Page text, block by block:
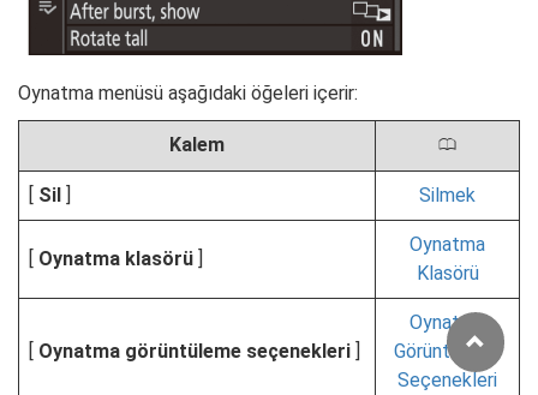
Oynatma menüsü aşağıdaki öğeleri içerir:
Kalem 0
[ Sil ] Silmek
[ Oynatma klasörü ]
Oynatma
Klasörü
[ Oynatma görüntüleme seçenekleri ]
Oynatma
Görüntüleme
Seçenekleri